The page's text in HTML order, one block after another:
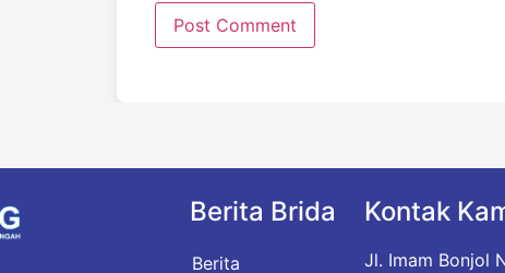
Berita Brida
Berita
Kontak
Jl. Imam Bonjol